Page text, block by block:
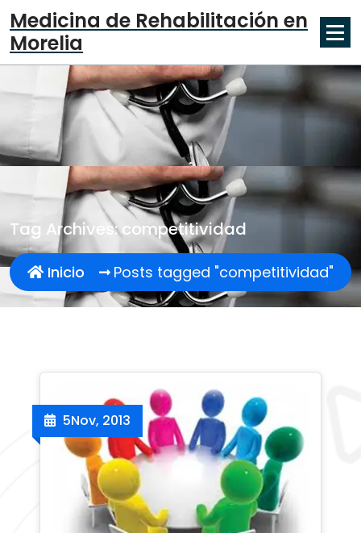
to
content
Medicina de Rehabilitación en
Morelia
Tag Archives: competitividad
Inicio Posts tagged "competitividad"
5Nov, 2013